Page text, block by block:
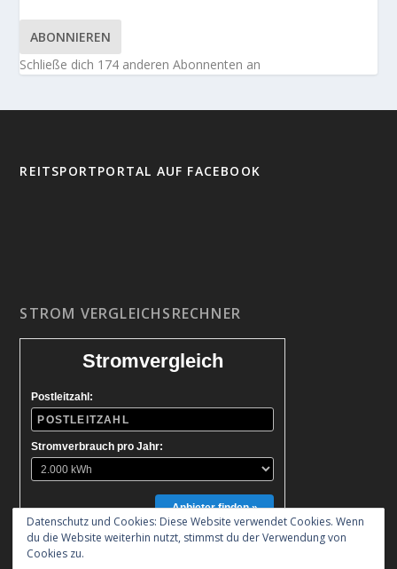
ABONNIEREN
Schließe dich 174 anderen Abonnenten an
REITSPORTPORTAL AUF FACEBOOK
STROM VERGLEICHSRECHNER
Stromvergleich
Postleitzahl:
Stromverbrauch pro Jahr:
Anbieter finden »
Datenschutz und Cookies: Diese Website verwendet Cookies. Wenn
du die Website weiterhin nutzt, stimmst du der Verwendung von
Cookies zu.